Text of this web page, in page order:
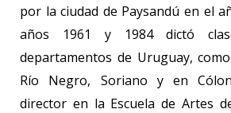
por la ciudad de Paysandú en el
años 1961 y 1984 dictó
departamentos de Uruguay,
Río Negro, Soriano y en
director en la Escuela de Artes